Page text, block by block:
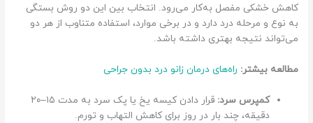
کاهش خشکی مفصل به‌کار می‌رود. انتخاب بین این دو روش بستگی
به نوع و مرحله درد دارد و در برخی موارد، استفاده متناوب از هر دو
می‌تواند نتیجه بهتری داشته باشد.
مطالعه بیشتر: راه‌های درمان زانو درد بدون جراحی
کمپرس سرد:
قرار دادن کیسه یخ یا پک سرد به مدت ۱۵–۲۰
دقیقه، چند بار در روز برای کاهش التهاب و تورم.